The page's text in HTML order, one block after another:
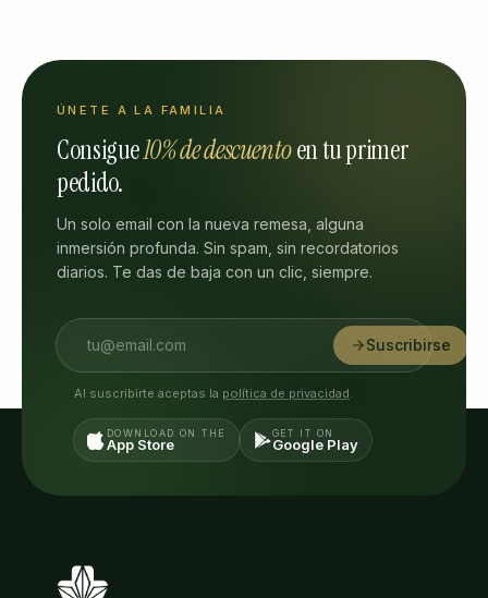
ÚNETE A LA FAMILIA
Consigue10% de descuentoen tu primer
pedido.
Un solo email con la nueva remesa, alguna
inmersión profunda. Sin spam, sin recordatorios
diarios. Te das de baja con un clic, siempre.
Suscribirse
Al suscribirte aceptas la política de privacidad
DOWNLOAD ON THE
App Store
GET IT ON
Google Play